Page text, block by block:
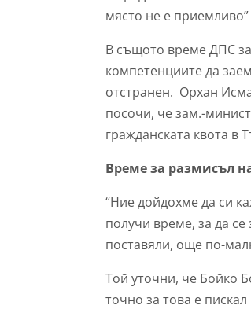
място не е приемливо”
В същото време ДПС
компетенциите да
отстранен. Орхан
посочи, че зам.-
гражданската квота в
Време за размисъл
“Ние дойдохме да си
получи време, за да
поставяли, още по-
Той уточни, че Бойко
точно за това е